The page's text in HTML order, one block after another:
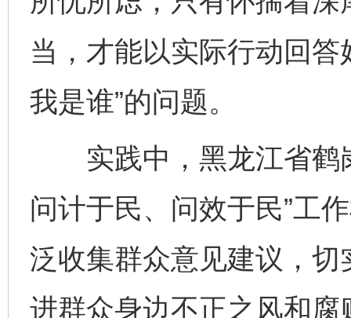
当，才能以实际行动回
我是谁”的问题。
实践中，黑龙江省鹤
问计于民、问效于民”工
泛收集群众意见建议，
进群众身边不正之风和